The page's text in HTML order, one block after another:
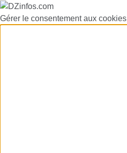
Gérer le consentement aux cookies